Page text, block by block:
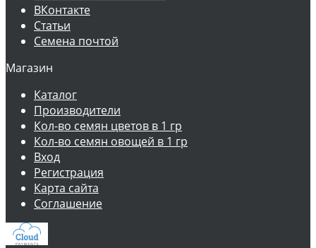
ВКонтакте
Статьи
Семена почтой
Магазин
Каталог
Производители
Кол-во семян цветов в 1 гр
Кол-во семян овощей в 1 гр
Вход
Регистрация
Карта сайта
Соглашение